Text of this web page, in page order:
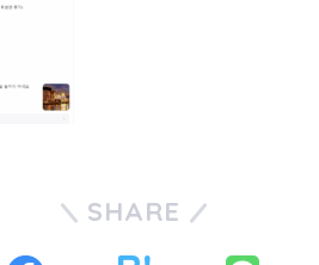
SHARE